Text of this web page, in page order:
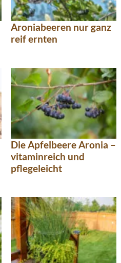
Aroniabeeren nur ganz
reif ernten
Die Apfelbeere Aronia –
vitaminreich und
pflegeleicht